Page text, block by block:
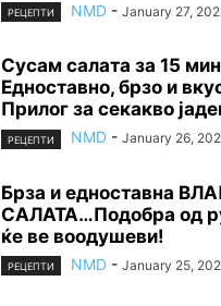
РЕЦЕПТИ NMD - January 27,
Сусам салата за 15
Едноставно, брзо и
Прилог за секакво
РЕЦЕПТИ NMD - January 26,
Брза и едноставна
САЛАТА…Подобра од
ќе ве воодушеви!
РЕЦЕПТИ NMD - January 25,